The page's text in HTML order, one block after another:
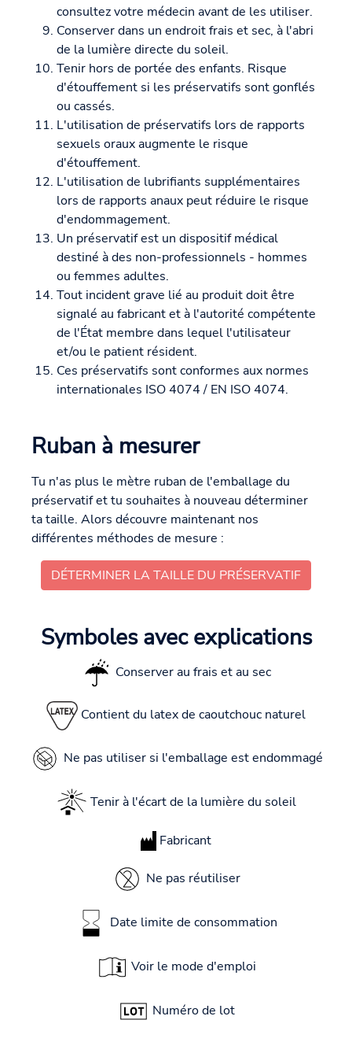
consultez votre médecin avant de les utiliser.
Conserver dans un endroit frais et sec, à l'abri
de la lumière directe du soleil.
Tenir hors de portée des enfants. Risque
d'étouffement si les préservatifs sont gonflés
ou cassés.
L'utilisation de préservatifs lors de rapports
sexuels oraux augmente le risque
d'étouffement.
L'utilisation de lubrifiants supplémentaires
lors de rapports anaux peut réduire le risque
d'endommagement.
Un préservatif est un dispositif médical
destiné à des non-professionnels - hommes
ou femmes adultes.
Tout incident grave lié au produit doit être
signalé au fabricant et à l'autorité compétente
de l'État membre dans lequel l'utilisateur
et/ou le patient résident.
Ces préservatifs sont conformes aux normes
internationales ISO 4074 / EN ISO 4074.
Ruban à mesurer
Tu n'as plus le mètre ruban de l'emballage du
préservatif et tu souhaites à nouveau déterminer
ta taille. Alors découvre maintenant nos
différentes méthodes de mesure :
DÉTERMINER LA TAILLE DU PRÉSERVATIF
Symboles avec explications
Conserver au frais et au sec
Contient du latex de caoutchouc naturel
Ne pas utiliser si l'emballage est endommagé
Tenir à l'écart de la lumière du soleil
Fabricant
Ne pas réutiliser
Date limite de consommation
Voir le mode d'emploi
Numéro de lot